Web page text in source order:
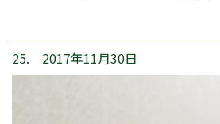
25. 2017年11月30日